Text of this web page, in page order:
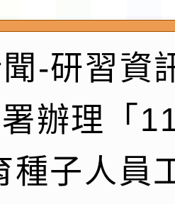
土語及新住民
各1份
教育專業人
通訊傳播委員
防空）演習－
行計畫」
融知識線上
學年度第1學
代課鐘點教
園市115學年
-研習資
辦理「
種子人員